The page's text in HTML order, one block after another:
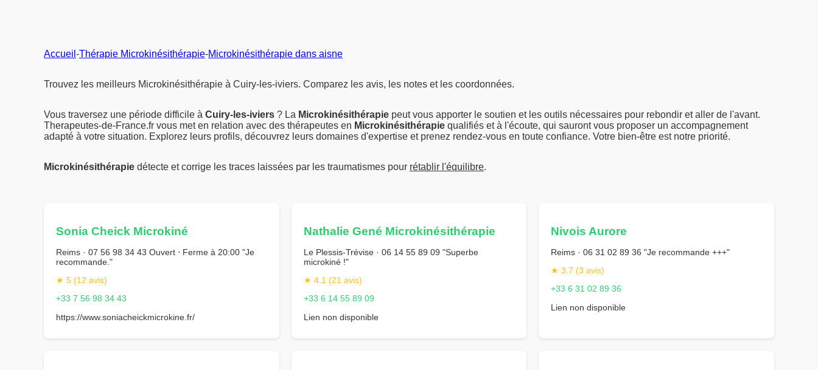
Accueil -Thérapie Microkinésithérapie-Microkinésithérapie dans aisne
Trouvez les meilleurs Microkinésithérapie à Cuiry-les-iviers. Comparez les avis, les notes et les coordonnées.
Vous traversez une période difficile à Cuiry-les-iviers ? La Microkinésithérapie peut vous apporter le soutien et les outils nécessaires pour rebondir et aller de l'avant.
Therapeutes-de-France.fr vous met en relation avec des thérapeutes en Microkinésithérapie qualifiés et à l'écoute, qui sauront vous proposer un accompagnement
adapté à votre situation. Explorez leurs profils, découvrez leurs domaines d'expertise et prenez rendez-vous en toute confiance. Votre bien-être est notre priorité.
Microkinésithérapie détecte et corrige les traces laissées par les traumatismes pour rétablir l'équilibre.
Sonia Cheick Microkiné
Reims · 07 56 98 34 43 Ouvert ⋅ Ferme à 20:00 "Je
recommande."
★ 5 (12 avis)
+33 7 56 98 34 43
https://www.soniacheickmicrokine.fr/
Nathalie Gené Microkinésithérapie
Le Plessis-Trévise · 06 14 55 89 09 "Superbe
microkiné !"
★ 4.1 (21 avis)
+33 6 14 55 89 09
Lien non disponible
Nivois Aurore
Reims · 06 31 02 89 36 "Je recommande +++"
★ 3.7 (3 avis)
+33 6 31 02 89 36
Lien non disponible